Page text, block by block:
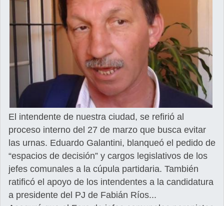
El intendente de nuestra ciudad, se refirió al
proceso interno del 27 de marzo que busca evitar
las urnas. Eduardo Galantini, blanqueó el pedido de
“espacios de decisión” y cargos legislativos de los
jefes comunales a la cúpula partidaria. También
ratificó el apoyo de los intendentes a la candidatura
a presidente del PJ de Fabián Ríos...